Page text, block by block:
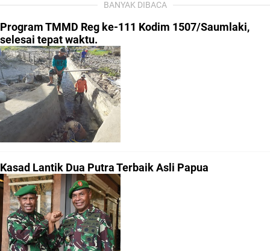
BANYAK DIBACA
Program TMMD Reg ke-111 Kodim 1507/Saumlaki,
selesai tepat waktu.
Kasad Lantik Dua Putra Terbaik Asli Papua